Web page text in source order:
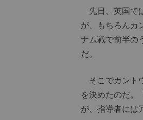
先日、英国で
が、もちろんカ
ナム戦で前半の
だ。
そこでカント
を決めたのだ。
が、指導者には